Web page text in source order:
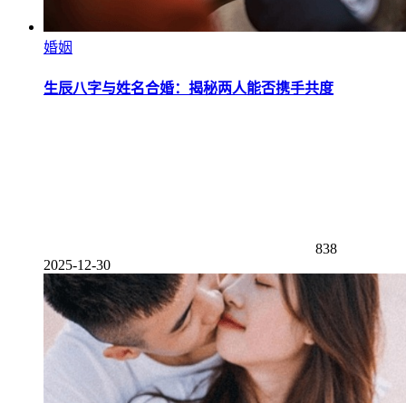
婚姻
生辰八字与姓名合婚：揭秘两人能否携手共度
838
2025-12-30